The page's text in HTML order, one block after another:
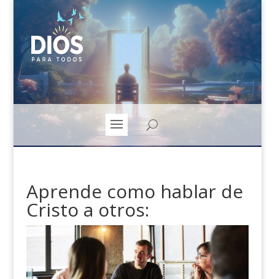
Aprende como hablar de
Cristo a otros: